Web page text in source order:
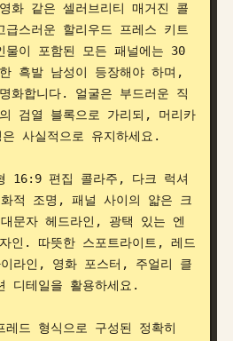
화 같은 셀러브리티 매거진 콜
스러운 할리우드 프레스 키트
물이 포함된 모든 패널에는 30
흑발 남성이 등장해야 하며,
화합니다. 얼굴은 부드러운 직
검열 블록으로 가리되, 머리카
사실적으로 유지하세요.
16:9 편집 콜라주, 다크 럭셔
적 조명, 패널 사이의 얇은 크
문자 헤드라인, 광택 있는 엔
인. 따뜻한 스포트라이트, 레드
라인, 영화 포스터, 주얼리 클
디테일을 활용하세요.
드 형식으로 구성된 정확히